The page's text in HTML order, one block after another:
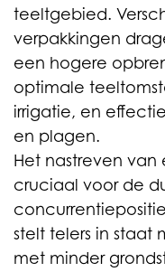
teeltgebied.
verpakkingen
een hogere
optimale
irrigatie, en
en plagen.
Het nastreven van
cruciaal voor de
stelt telers in staat
met minder